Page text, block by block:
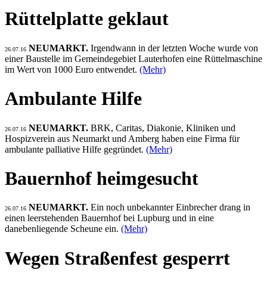
Rüttelplatte geklaut
26.07.16 NEUMARKT. Irgendwann in der letzten Woche wurde von
einer Baustelle im Gemeindegebiet Lauterhofen eine Rüttelmaschine
im Wert von 1000 Euro entwendet. (Mehr)
Ambulante Hilfe
26.07.16 NEUMARKT. BRK, Caritas, Diakonie, Kliniken und
Hospizverein aus Neumarkt und Amberg haben eine Firma für
ambulante palliative Hilfe gegründet. (Mehr)
Bauernhof heimgesucht
26.07.16 NEUMARKT. Ein noch unbekannter Einbrecher drang in
einen leerstehenden Bauernhof bei Lupburg und in eine
danebenliegende Scheune ein. (Mehr)
Wegen Straßenfest gesperrt